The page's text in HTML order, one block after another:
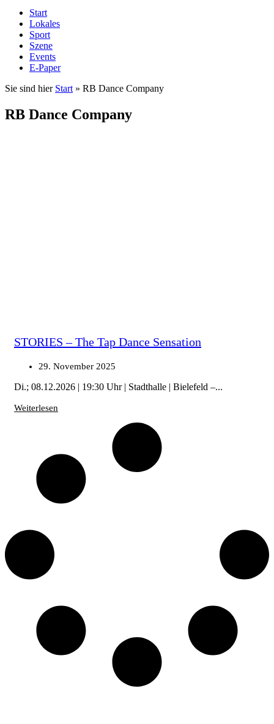
Start
Lokales
Sport
Szene
Events
E-Paper
Sie sind hier Start » RB Dance Company
RB Dance Company
STORIES – The Tap Dance Sensation
29. November 2025
Di.; 08.12.2026 | 19:30 Uhr | Stadthalle | Bielefeld –...
Weiterlesen